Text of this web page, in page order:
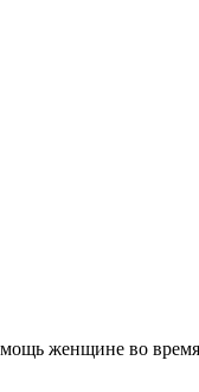
женщине во